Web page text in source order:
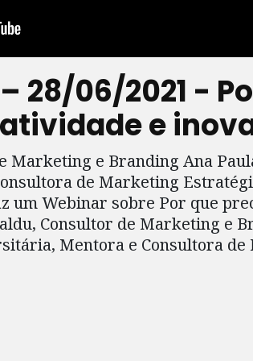
28/06/2021 -
e
Marketing e Branding Ana
de Marketing
um Webinar sobre Por que
Consultor de Marketing e
Mentora e Consultora